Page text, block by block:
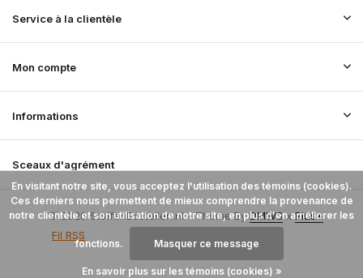
Service à la clientèle
Mon compte
Informations
Sceaux d'agrément
© 2026 StoffenBestellen.nl - Theme ByDMWSxPlus+
Fil RSS
En visitant notre site, vous acceptez l'utilisation des témoins (cookies).
Ces derniers nous permettent de mieux comprendre la provenance de
notre clientèle et son utilisation de notre site, en plus d'en améliorer les
fonctions. Masquer ce message
En savoir plus sur les témoins (cookies) »